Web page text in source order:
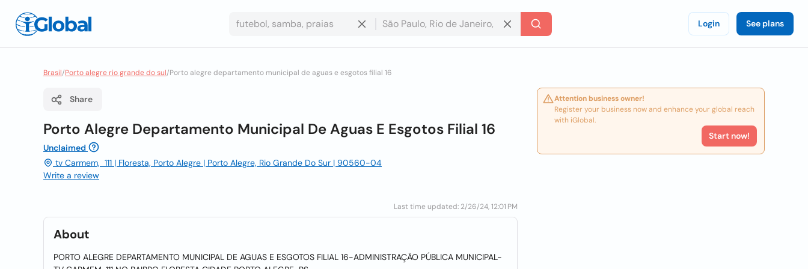
Login See plans
Brasil/Porto alegre rio grande do sul/Porto alegre departamento municipal de aguas e esgotos filial 16
Share
Porto Alegre Departamento Municipal De Aguas E Esgotos Filial 16
Unclaimed
tv Carmem, 111 | Floresta, Porto Alegre | Porto Alegre, Rio Grande Do Sur | 90560-04
Write a review
Last time updated: 2/26/24, 12:01 PM
About
PORTO ALEGRE DEPARTAMENTO MUNICIPAL DE AGUAS E ESGOTOS FILIAL 16-ADMINISTRAÇÃO PÚBLICA MUNICIPAL-
Attention business owner!
Register your business now and enhance your global reach
with iGlobal.
Start now!